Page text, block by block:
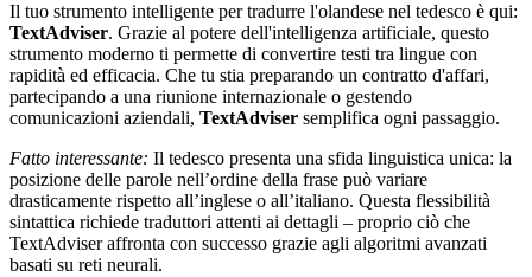
Il tuo strumento intelligente per tradurre l'olandese nel tedesco è qui:
TextAdviser. Grazie al potere dell'intelligenza artificiale, questo
strumento moderno ti permette di convertire testi tra lingue con
rapidità ed efficacia. Che tu stia preparando un contratto d'affari,
partecipando a una riunione internazionale o gestendo
comunicazioni aziendali, TextAdviser semplifica ogni passaggio.
Fatto interessante: Il tedesco presenta una sfida linguistica unica: la
posizione delle parole nell’ordine della frase può variare
drasticamente rispetto all’inglese o all’italiano. Questa flessibilità
sintattica richiede traduttori attenti ai dettagli – proprio ciò che
TextAdviser affronta con successo grazie agli algoritmi avanzati
basati su reti neurali.